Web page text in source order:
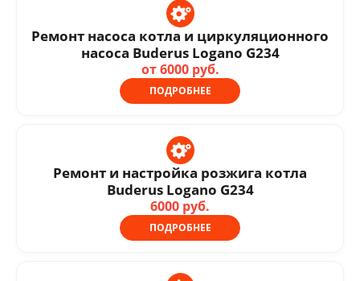
Ремонт насоса котла и циркуляционного
насоса Buderus Logano G234
от 6000 руб.
ПОДРОБНЕЕ
Ремонт и настройка розжига котла
Buderus Logano G234
6000 руб.
ПОДРОБНЕЕ